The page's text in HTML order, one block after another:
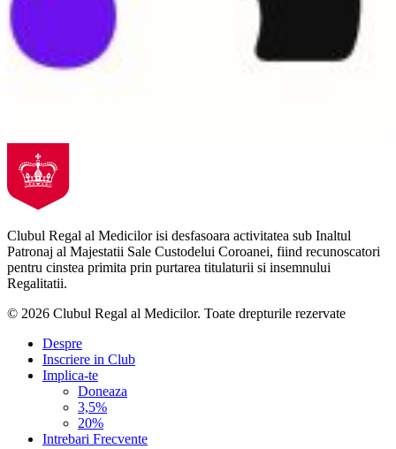
Clubul Regal al Medicilor isi desfasoara activitatea sub Inaltul
Patronaj al Majestatii Sale Custodelui Coroanei, fiind recunoscatori
pentru cinstea primita prin purtarea titulaturii si insemnului
Regalitatii.
© 2026 Clubul Regal al Medicilor. Toate drepturile rezervate
Despre
Inscriere in Club
Implica-te
Doneaza
3,5%
20%
Intrebari Frecvente